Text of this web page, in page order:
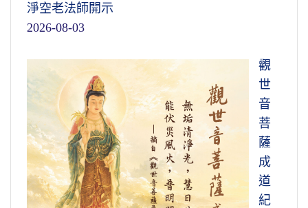
淨空老法師開示
2026-08-03
觀
世
音
菩
薩
成
道
紀